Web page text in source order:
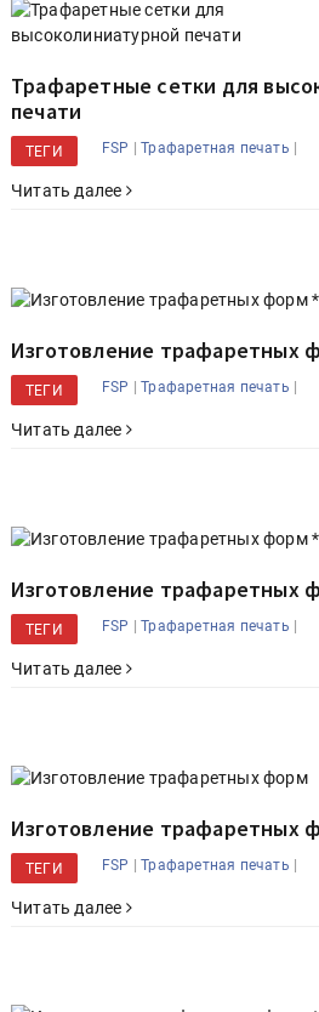
Трафаретные сетки для
печати
ТЕГИ FSP |Трафаретная печать |
Читать далее
Изготовление трафаретных
ТЕГИ FSP |Трафаретная печать |
Читать далее
Изготовление трафаретных
ТЕГИ FSP |Трафаретная печать |
Читать далее
Изготовление трафаретных
ТЕГИ FSP |Трафаретная печать |
Читать далее